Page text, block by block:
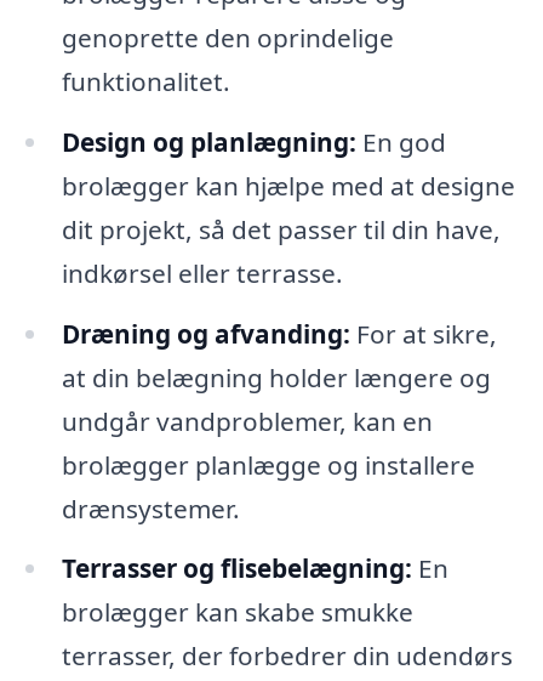
genoprette den oprindelige
funktionalitet.
Design og planlægning: En god
brolægger kan hjælpe med at designe
dit projekt, så det passer til din have,
indkørsel eller terrasse.
Dræning og afvanding: For at sikre,
at din belægning holder længere og
undgår vandproblemer, kan en
brolægger planlægge og installere
drænsystemer.
Terrasser og flisebelægning: En
brolægger kan skabe smukke
terrasser, der forbedrer din udendørs